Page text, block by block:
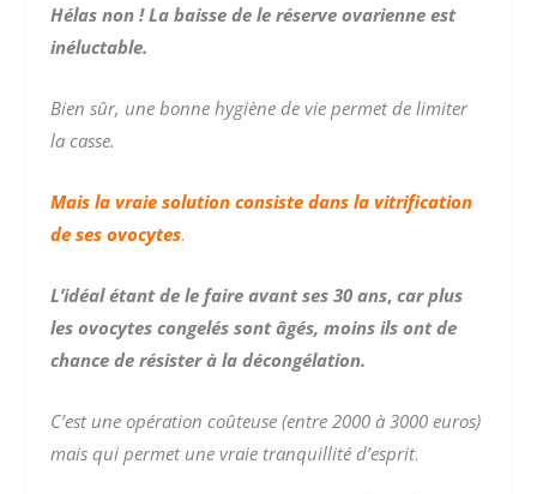
Hélas non ! La baisse de le réserve ovarienne est
inéluctable.
Bien sûr, une bonne hygiène de vie permet de limiter
la casse.
Mais la vraie solution consiste dans la vitrification
de ses ovocytes.
L’idéal étant de le faire avant ses 30 ans,car plus
les ovocytes congelés sont âgés, moins ils ont de
chance de résister à la décongélation.
C’est une opération coûteuse (entre 2000 à 3000 euros)
mais qui permet une vraie tranquillité d’esprit.